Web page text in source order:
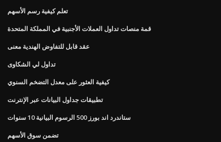
تعلم كيفية رسم الأسهم
قمة منصات تداول العملات الأجنبية في المملكة المتحدة
عقد قابل للتفاوض الهندية معنى
تداول لي الشكاوى
كيفية العثور على معدل التضخم السنوي
تطبيقات جداول البيانات عبر الإنترنت
ستاندرد اند بورز 500 الرسوم البيانية 10 سنوات
تضمن سوق الأسهم